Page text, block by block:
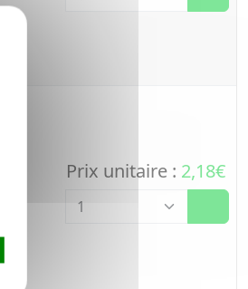
Prix unitaire : 2,18€